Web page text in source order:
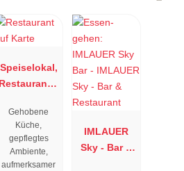
Speiselokal,
Restaurant "
"
Gehobene
Küche,
gepflegtes
Ambiente,
aufmerksamer
IMLAUER
Sky - Bar &